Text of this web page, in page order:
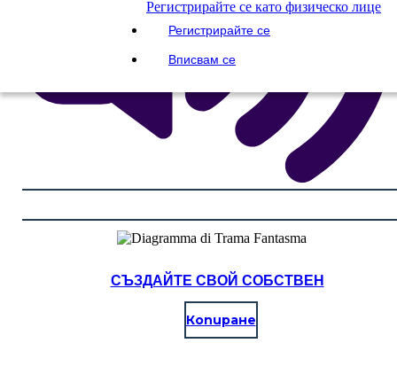
Регистрирайте се като физическо лице
Регистрирайте се
Вписвам се
СЪЗДАЙТЕ СВОЙ СОБСТВЕН
Копиране